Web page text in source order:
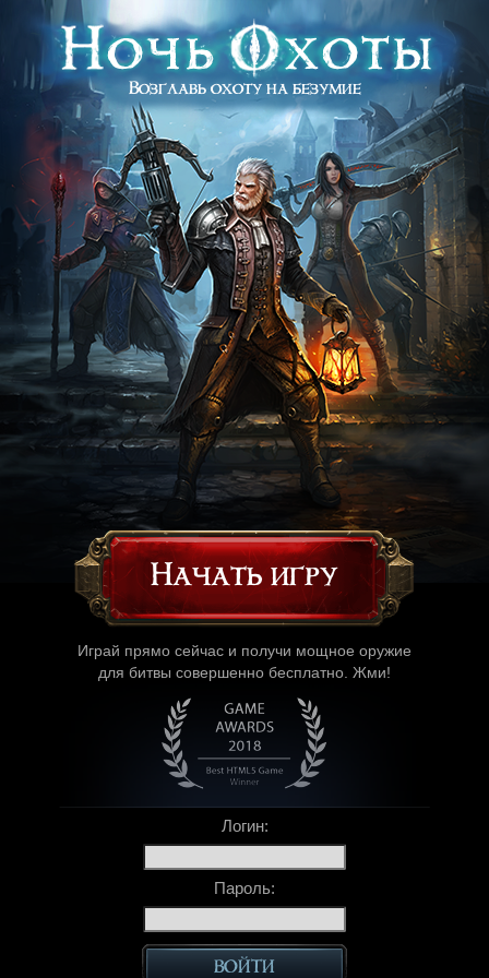
Возглавь охоту на безумие
Начать игру
Играй прямо сейчас и получи мощное оружие
для битвы совершенно бесплатно. Жми!
Логин:
Пароль: